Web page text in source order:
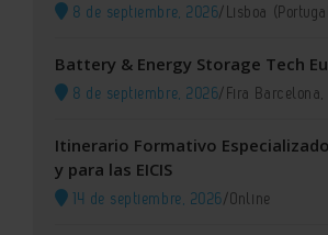
8 de septiembre, 2026/Lisboa
Battery & Energy Storage Tech
8 de septiembre, 2026/Fira Barcelona,
Itinerario Formativo
y para las EICIS
14 de septiembre, 2026/Online